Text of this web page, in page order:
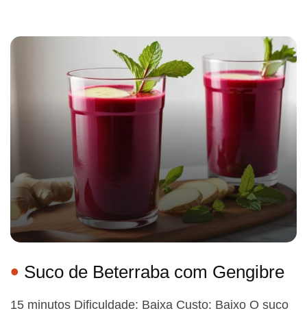
Suco de Beterraba com Gengibre
15 minutos Dificuldade: Baixa Custo: Baixo O suco